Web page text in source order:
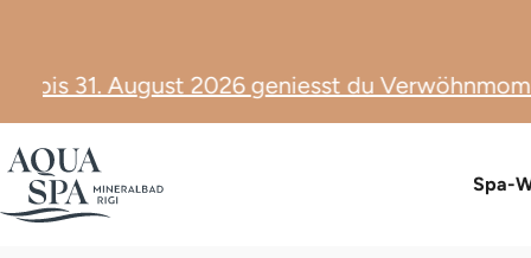
August 2026 geniesst du Verwöhnmomente
Spa-